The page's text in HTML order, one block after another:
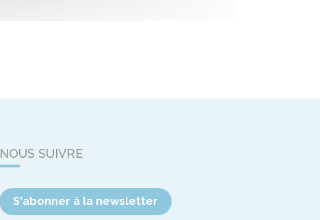
NOUS SUIVRE
S'abonner à la newsletter